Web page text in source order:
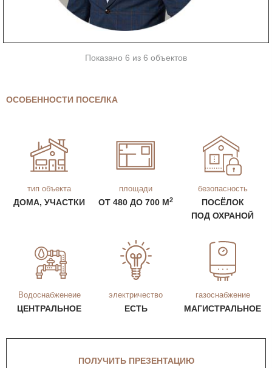
Показано 6 из 6 объектов
ОСОБЕННОСТИ ПОСЕЛКА
тип объекта
ДОМА, УЧАСТКИ
площади
ОТ 480 ДО 700 М2
безопасность
ПОСЁЛОК
ПОД ОХРАНОЙ
Водоснабженеие
ЦЕНТРАЛЬНОЕ
электричество
ЕСТЬ
газоснабжение
МАГИСТРАЛЬНОЕ
ПОЛУЧИТЬ ПРЕЗЕНТАЦИЮ